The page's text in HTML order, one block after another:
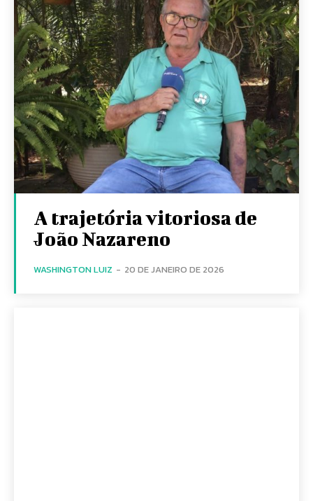
A trajetória vitoriosa de
João Nazareno
WASHINGTON LUIZ - 20 DE JANEIRO DE 2026